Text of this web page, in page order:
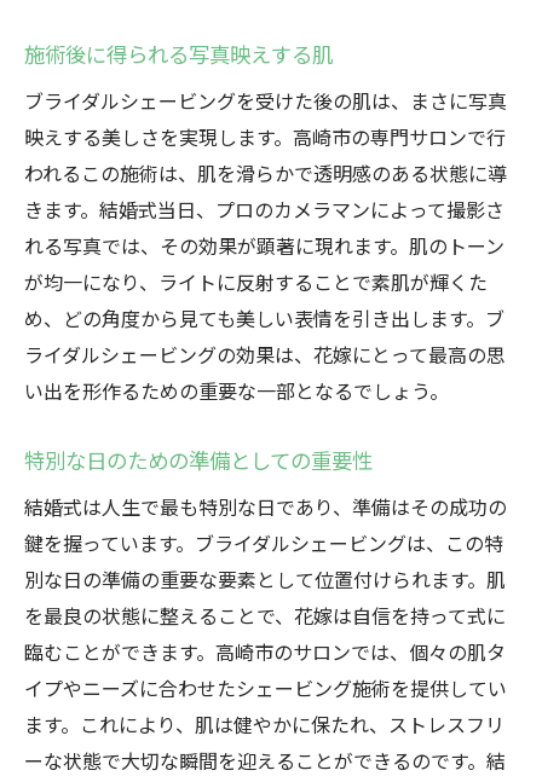
施術後に得られる写真映えする肌
ブライダルシェービングを受けた後の肌は、まさに写真
映えする美しさを実現します。高崎市の専門サロンで行
われるこの施術は、肌を滑らかで透明感のある状態に導
きます。結婚式当日、プロのカメラマンによって撮影さ
れる写真では、その効果が顕著に現れます。肌のトーン
が均一になり、ライトに反射することで素肌が輝くた
め、どの角度から見ても美しい表情を引き出します。ブ
ライダルシェービングの効果は、花嫁にとって最高の思
い出を形作るための重要な一部となるでしょう。
特別な日のための準備としての重要性
結婚式は人生で最も特別な日であり、準備はその成功の
鍵を握っています。ブライダルシェービングは、この特
別な日の準備の重要な要素として位置付けられます。肌
を最良の状態に整えることで、花嫁は自信を持って式に
臨むことができます。高崎市のサロンでは、個々の肌タ
イプやニーズに合わせたシェービング施術を提供してい
ます。これにより、肌は健やかに保たれ、ストレスフリ
ーな状態で大切な瞬間を迎えることができるのです。結